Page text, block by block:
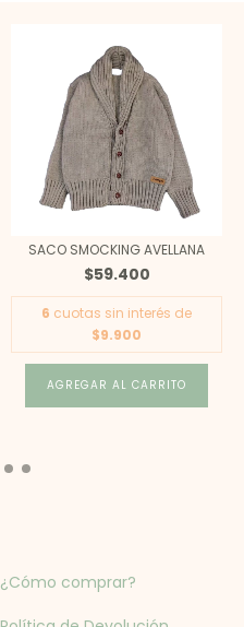
SACO SMOCKING AVELLANA
$59.400
6 cuotas sin interés de
$9.900
AGREGAR AL CARRITO
¿Cómo comprar?